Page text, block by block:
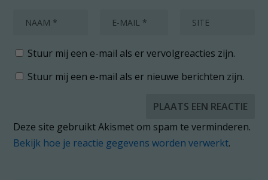
Stuur mij een e-mail als er vervolgreacties zijn.
Stuur mij een e-mail als er nieuwe berichten zijn.
Deze site gebruikt Akismet om spam te verminderen.
Bekijk hoe je reactie gegevens worden verwerkt.